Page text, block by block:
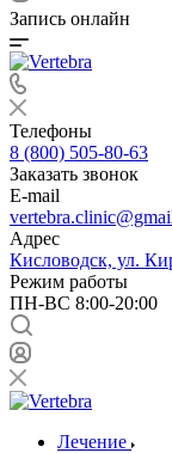
Запись онлайн
Телефоны
8 (800) 505-80-63
Заказать звонок
E-mail
Адрес
Кисловодск, ул.
Режим работы
ПН-ВС 8:00-20:00
Лечение